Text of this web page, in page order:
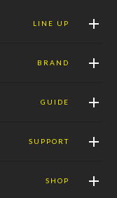
LINE UP
BRAND
GUIDE
SUPPORT
SHOP